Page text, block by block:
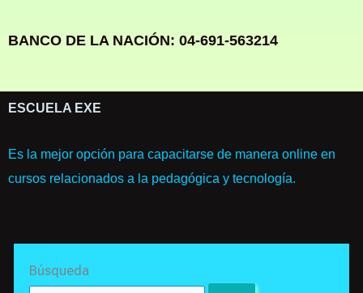
BANCO DE LA NACIÓN: 04-691-563214
ESCUELA EXE
Es la mejor opción para capacitarse de manera online en
cursos relacionados a la pedagógica y tecnología.
Búsqueda
for: